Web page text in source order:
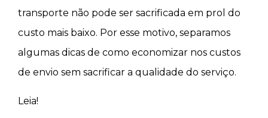
transporte não pode ser sacrificada em prol do
custo mais baixo. Por esse motivo, separamos
algumas dicas de como economizar nos custos
de envio sem sacrificar a qualidade do serviço.
Leia!